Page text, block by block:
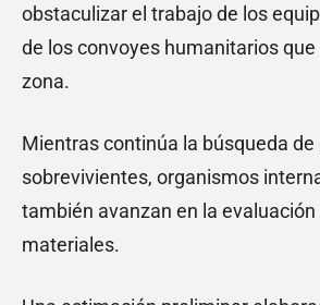
obstaculizar el trabajo de los
de los convoyes humanitarios que
zona.
Mientras continúa la búsqueda de
sobrevivientes, organismos
también avanzan en la
materiales.